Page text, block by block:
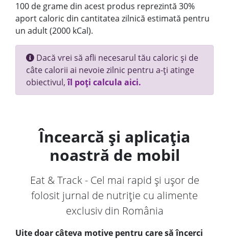
100 de grame din acest produs reprezintă 30%
aport caloric din cantitatea zilnică estimată pentru
un adult (2000 kCal).
Dacă vrei să afli necesarul tău caloric și de
câte calorii ai nevoie zilnic pentru a-ți atinge
obiectivul,îl poți calcula aici.
Încearcă și aplicația
noastră de mobil
Eat & Track - Cel mai rapid și ușor de
folosit jurnal de nutriție cu alimente
exclusiv din România
Uite doar câteva motive pentru care să încerci